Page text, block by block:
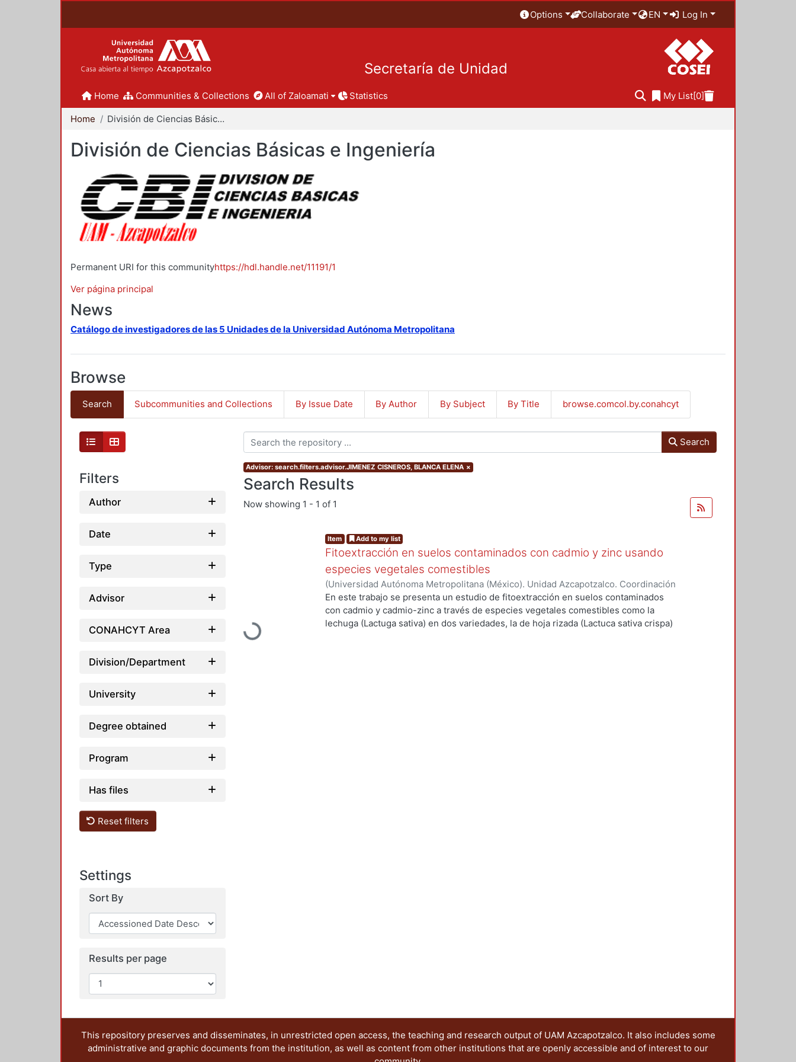
Options Collaborate EN Log In
Secretaría de Unidad
Home Communities & Collections All of Zaloamati Statistics My List[0]
Home División de Ciencias Básicas e Ingeniería
División de Ciencias Básicas e Ingeniería
Permanent URI for this communityhttps://hdl.handle.net/11191/1
Ver página principal
News
Catálogo de investigadores de las 5 Unidades de la Universidad Autónoma Metropolitana
Browse
Search Subcommunities and Collections By Issue Date By Author By Subject By Title browse.comcol.by.conahcyt
Filters
Author
Date
Type
Advisor
CONAHCYT Area
Division/Department
University
Degree obtained
Program
Has files
Reset filters
Settings
Sort By
Results per page
Search
Advisor: search.filters.advisor.JIMENEZ CISNEROS, BLANCA ELENA ×
Search Results
Now showing 1 - 1 of 1
Loading...
Item Add to my list
Fitoextracción en suelos contaminados con cadmio y zinc usando
especies vegetales comestibles
(Universidad Autónoma Metropolitana (México). Unidad Azcapotzalco. Coordinación
de Servicios de Información.,2001-11) Beltrán-Villavicencio, Margarita
En este trabajo se presenta un estudio de fitoextracción en suelos contaminados
con cadmio y cadmio-zinc a través de especies vegetales comestibles como la
lechuga (Lactuga sativa) en dos variedades, la de hoja rizada (Lactuca sativa crispa)
This repository preserves and disseminates, in unrestricted open access, the teaching and research output of UAM Azcapotzalco. It also includes some
administrative and graphic documents from the institution, as well as content from other institutions that are openly accessible and of interest to our